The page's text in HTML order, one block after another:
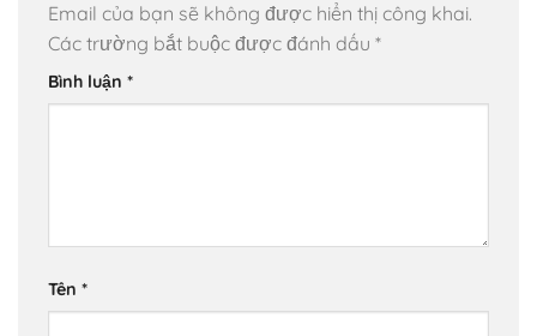
Email của bạn sẽ không được hiển thị công khai.
Các trường bắt buộc được đánh dấu *
Bình luận *
Tên *